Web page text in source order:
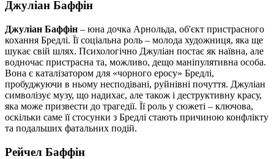
Джуліан Баффін
Джуліан Баффін – юна дочка Арнольда, об'єкт пристрасного
кохання Бредлі. Її соціальна роль – молода художниця, яка ще
шукає свій шлях. Психологічно Джуліан постає як наївна, але
водночас пристрасна та, можливо, дещо маніпулятивна особа.
Вона є каталізатором для «чорного еросу» Бредлі,
пробуджуючи в ньому несподівані, руйнівні почуття. Джуліан
символізує музу, що надихає, але також і деструктивну красу,
яка може призвести до трагедії. Її роль у сюжеті – ключова,
оскільки саме її стосунки з Бредлі стають причиною конфлікту
та подальших фатальних подій.
Рейчел Баффін